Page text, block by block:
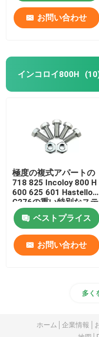
お問い合わせ
インコロイ800H
極度の複式アパートの
718 825 Incoloy 800 H
600 625 601 Hastelloy
C276の重い特別なステ
ンレス鋼625 F468ACの
ジンクスベストプライス
お問い合わせ
多く
ホーム 企業情報